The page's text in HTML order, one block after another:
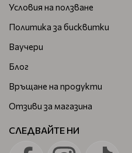
Условия на ползване
Политика за бисквитки
Ваучери
Блог
Връщане на продукти
Отзиви за магазина
СЛЕДВАЙТЕ НИ